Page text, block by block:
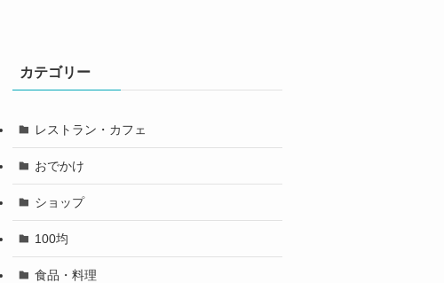
カテゴリー
レストラン・カフェ
おでかけ
ショップ
100均
食品・料理